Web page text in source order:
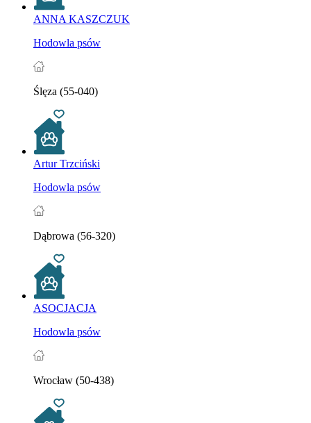
ANNA KASZCZUK
Hodowla psów
Ślęza (55-040)
Artur Trzciński
Hodowla psów
Dąbrowa (56-320)
ASOCJACJA
Hodowla psów
Wrocław (50-438)